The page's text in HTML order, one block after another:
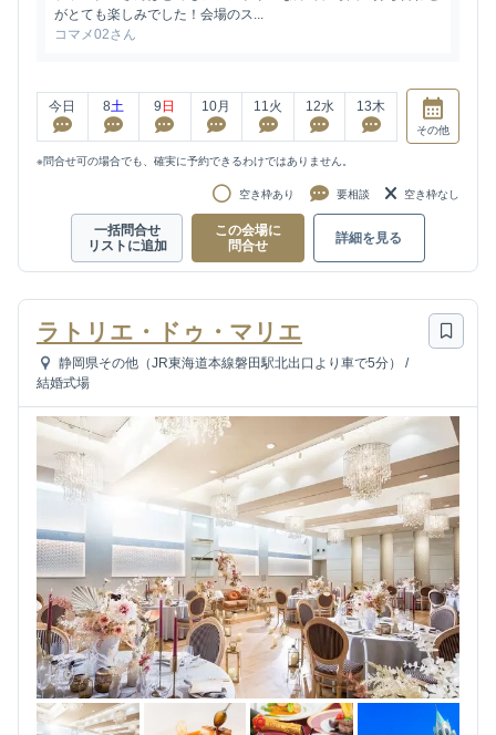
がとても楽しみでした！会場のス...
コマメ02さん
今日 8土 9 日 10月 11火 12水 13木
その他
※問合せ可の場合でも、確実に予約できるわけではありません。
空き枠あり 要相談 空き枠なし
一括問合せ
リストに追加
この会場に
問合せ
詳細を見る
ラトリエ・ドゥ・マリエ
静岡県その他（JR東海道本線磐田駅北出口より車で5分）
/
結婚式場